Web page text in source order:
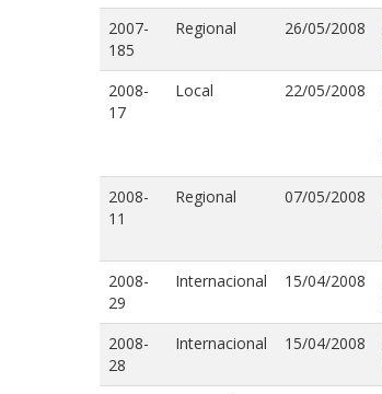
2007-
185
Regional 26/05/2008
2008-
17
Local 22/05/2008
2008-
11
Regional 07/05/2008
2008-
29
Internacional 15/04/2008
2008-
28
Internacional 15/04/2008